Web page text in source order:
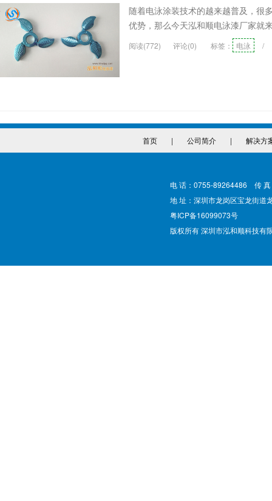
随着电泳涂装技术的越来越普及，很
优势，那么今天泓和顺电泳漆厂家就
阅读(772) 评论(0) 标签： 电泳 /
首页 | 公司简介 | 解决方
电 话：0755-89264486 传
地 址：深圳市龙岗区宝龙街道
粤ICP备16099073号
版权所有 深圳市泓和顺科技有